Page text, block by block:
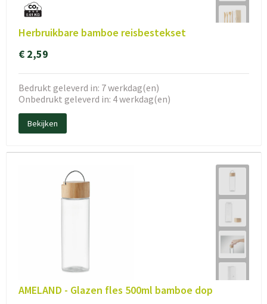
Herbruikbare bamboe reisbestekset
€ 2,59
Bedrukt geleverd in: 7 werkdag(en)
Onbedrukt geleverd in: 4 werkdag(en)
Bekijken
AMELAND - Glazen fles 500ml bamboe dop